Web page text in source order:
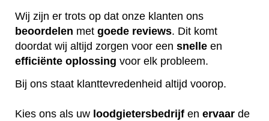
Wij zijn er trots op dat onze klanten ons
beoordelen met goede reviews. Dit komt
doordat wij altijd zorgen voor een snelle en
efficiënte oplossing voor elk probleem.
Bij ons staat klanttevredenheid altijd voorop.
Kies ons als uw loodgietersbedrijf en ervaar de